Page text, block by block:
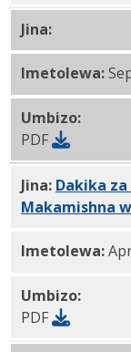
Jina:Ajenda ya
Imetolewa:
Umbizo:
PDF
Jina: Dakika
Makamishna
Imetolewa:
Umbizo:
PDF